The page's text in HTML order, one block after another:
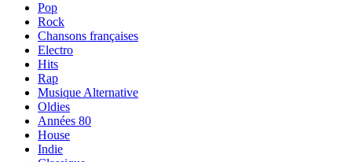
Pop
Rock
Chansons françaises
Electro
Hits
Rap
Musique Alternative
Oldies
Années 80
House
Indie